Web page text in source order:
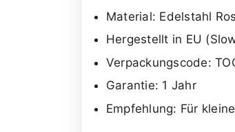
Material: Edelstahl
Hergestellt in EU
Verpackungscode:
Garantie: 1 Jahr
Empfehlung: Für